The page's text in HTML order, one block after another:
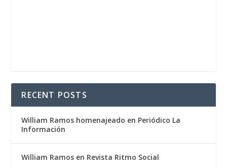
RECENT POSTS
William Ramos homenajeado en Periódico La
Información
William Ramos en Revista Ritmo Social